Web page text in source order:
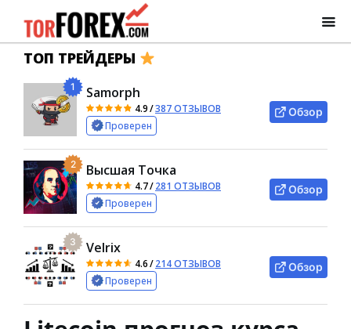
ТОП ТРЕЙДЕРЫ
1 Samorph
4.9/387 ОТЗЫВОВ
Проверен
Обзор
2 Высшая Точка
4.7/281 ОТЗЫВОВ
Проверен
Обзор
3 Velrix
4.6/214 ОТЗЫВОВ
Проверен
Обзор